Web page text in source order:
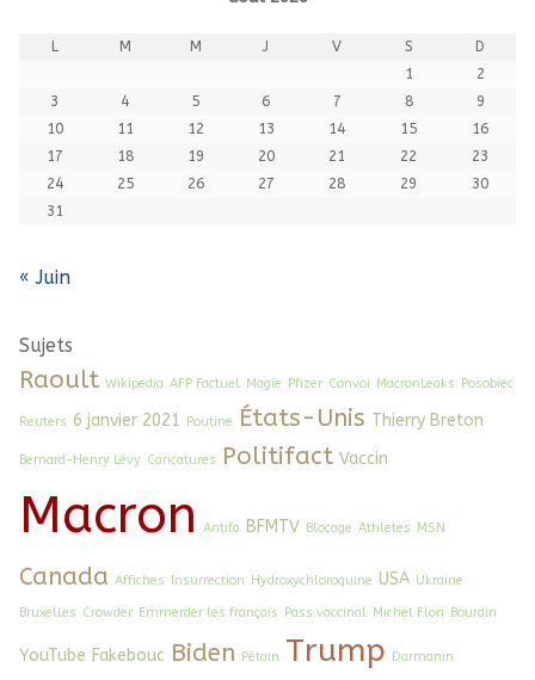
L M M J V S
D
1
2
3
4 5 6 7 8
9
10
11 12 13 14 15
16
17
18 19 20 21 22
23
24
25 26 27 28 29
30
31
« Juin
Sujets
Raoult Wikipedia AFP Factuel Magie Pfizer Convoi MacronLeaks Posobiec
Reuters 6 janvier 2021 Poutine États-Unis Thierry Breton
Bernard-Henry Lévy Caricatures Politifact Vaccin
Macron Antifa BFMTV Blocage Athletes MSN
Canada Affiches Insurrection Hydroxychloroquine USA Ukraine
Bruxelles Crowder Emmerder les français Pass vaccinal Michel Flori Bourdin
YouTube Fakebouc Biden Pétain Trump Darmanin